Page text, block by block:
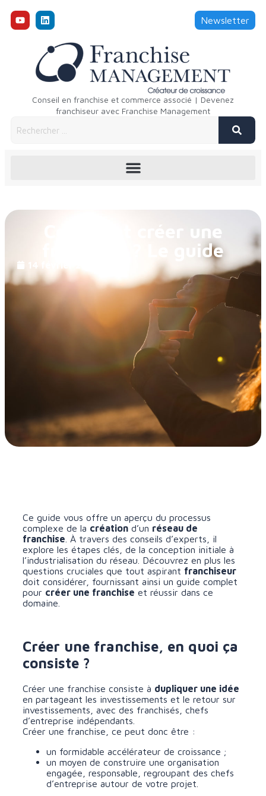
Newsletter
Conseil en franchise et commerce associé | Devenez
franchiseur avec Franchise Management
Comment créer une
franchise ? Le guide
Ce guide vous offre un aperçu du processus
complexe de la création d’un réseau de
franchise À travers des conseils d’experts, il
explore les étapes clés, de la conception initiale à
l’industrialisation du réseau. Découvrez en plus les
questions cruciales que tout aspirant franchiseur
doit considérer, fournissant ainsi un guide complet
pour créer une franchise et réussir dans ce
domaine.
Créer une franchise, en quoi ça
consiste ?
Créer une franchise consiste à dupliquer une idée
en partageant les investissements et le retour sur
investissements, avec des franchisés, chefs
d’entreprise indépendants.
Créer une franchise, ce peut donc être :
un formidable accélérateur de croissance ;
un moyen de construire une organisation
engagée, responsable, regroupant des chefs
d’entreprise autour de votre projet.